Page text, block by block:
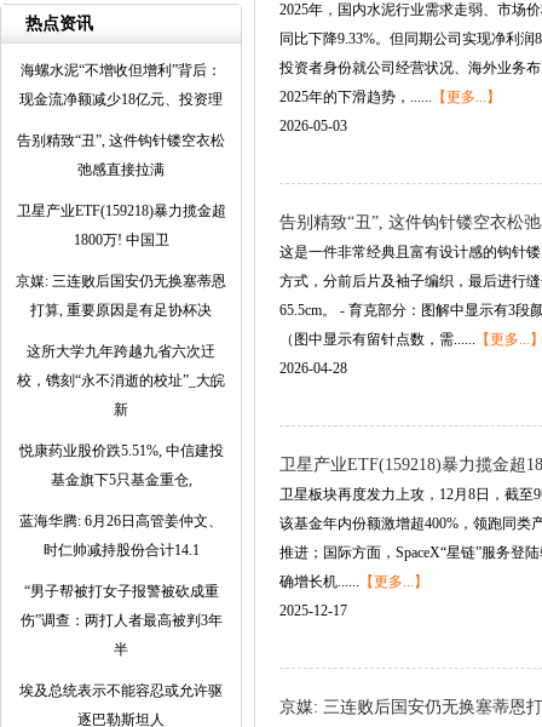
热点资讯
海螺水泥“不增收但增利”背后：
现金流净额减少18亿元、投资理
告别精致“丑”, 这件钩针镂空衣松
弛感直接拉满
卫星产业ETF(159218)暴力揽金超
1800万! 中国卫
京媒: 三连败后国安仍无换塞蒂恩
打算, 重要原因是有足协杯决
这所大学九年跨越九省六次迀
校，镌刻“永不消逝的校址”_大皖
新
悦康药业股价跌5.51%, 中信建投
基金旗下5只基金重仓,
蓝海华腾: 6月26日高管姜仲文、
时仁帅减持股份合计14.1
“男子帮被打女子报警被砍成重
伤”调查：两打人者最高被判3年
半
埃及总统表示不能容忍或允许驱
逐巴勒斯坦人
2025年，国内水泥行业需求走弱、市场
同比下降9.33%。但同期公司实现净利
投资者身份就公司经营状况、海外业务
2025年的下滑趋势，...... 【更多...】
2026-05-03
告别精致“丑”, 这件钩针镂空衣松
这是一件非常经典且富有设计感的钩针
方式，分前后片及袖子编织，最后进行
65.5cm。 - 育克部分：图解中显示有3
（图中显示有留针点数，需...... 【更多...
2026-04-28
卫星产业ETF(159218)暴力揽金超
卫星板块再度发力上攻，12月8日，截至
该基金年内份额激增超400%，领跑同类
推进；国际方面，SpaceX“星链”服务登
确增长机...... 【更多...】
2025-12-17
京媒: 三连败后国安仍无换塞蒂恩